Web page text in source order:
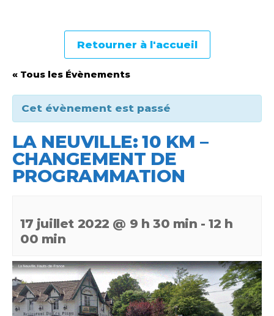
Retourner à l'accueil
« Tous les Évènements
Cet évènement est passé
LA NEUVILLE: 10 KM –
CHANGEMENT DE
PROGRAMMATION
17 juillet 2022 @ 9 h 30 min -12 h
00 min